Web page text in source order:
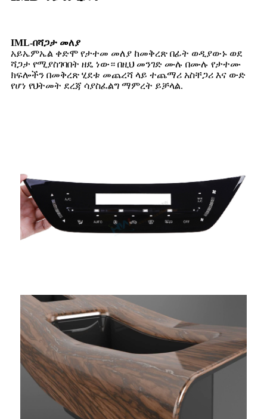
IML-በሻጋታ መለያ
አይኤምኤል ቀድሞ የታተመ መለያ ከመቅረጽ በፊት ወዲያውኑ ወደ
ሻጋታ የሚያስገባበት ዘዴ ነው። በዚህ መንገድ ሙሉ በሙሉ የታተሙ
ክፍሎችን በመቅረጽ ሂደቱ መጨረሻ ላይ ተጨማሪ አስቸጋሪ እና ውድ
የሆነ የህትመት ደረጃ ሳያስፈልግ ማምረት ይቻላል.